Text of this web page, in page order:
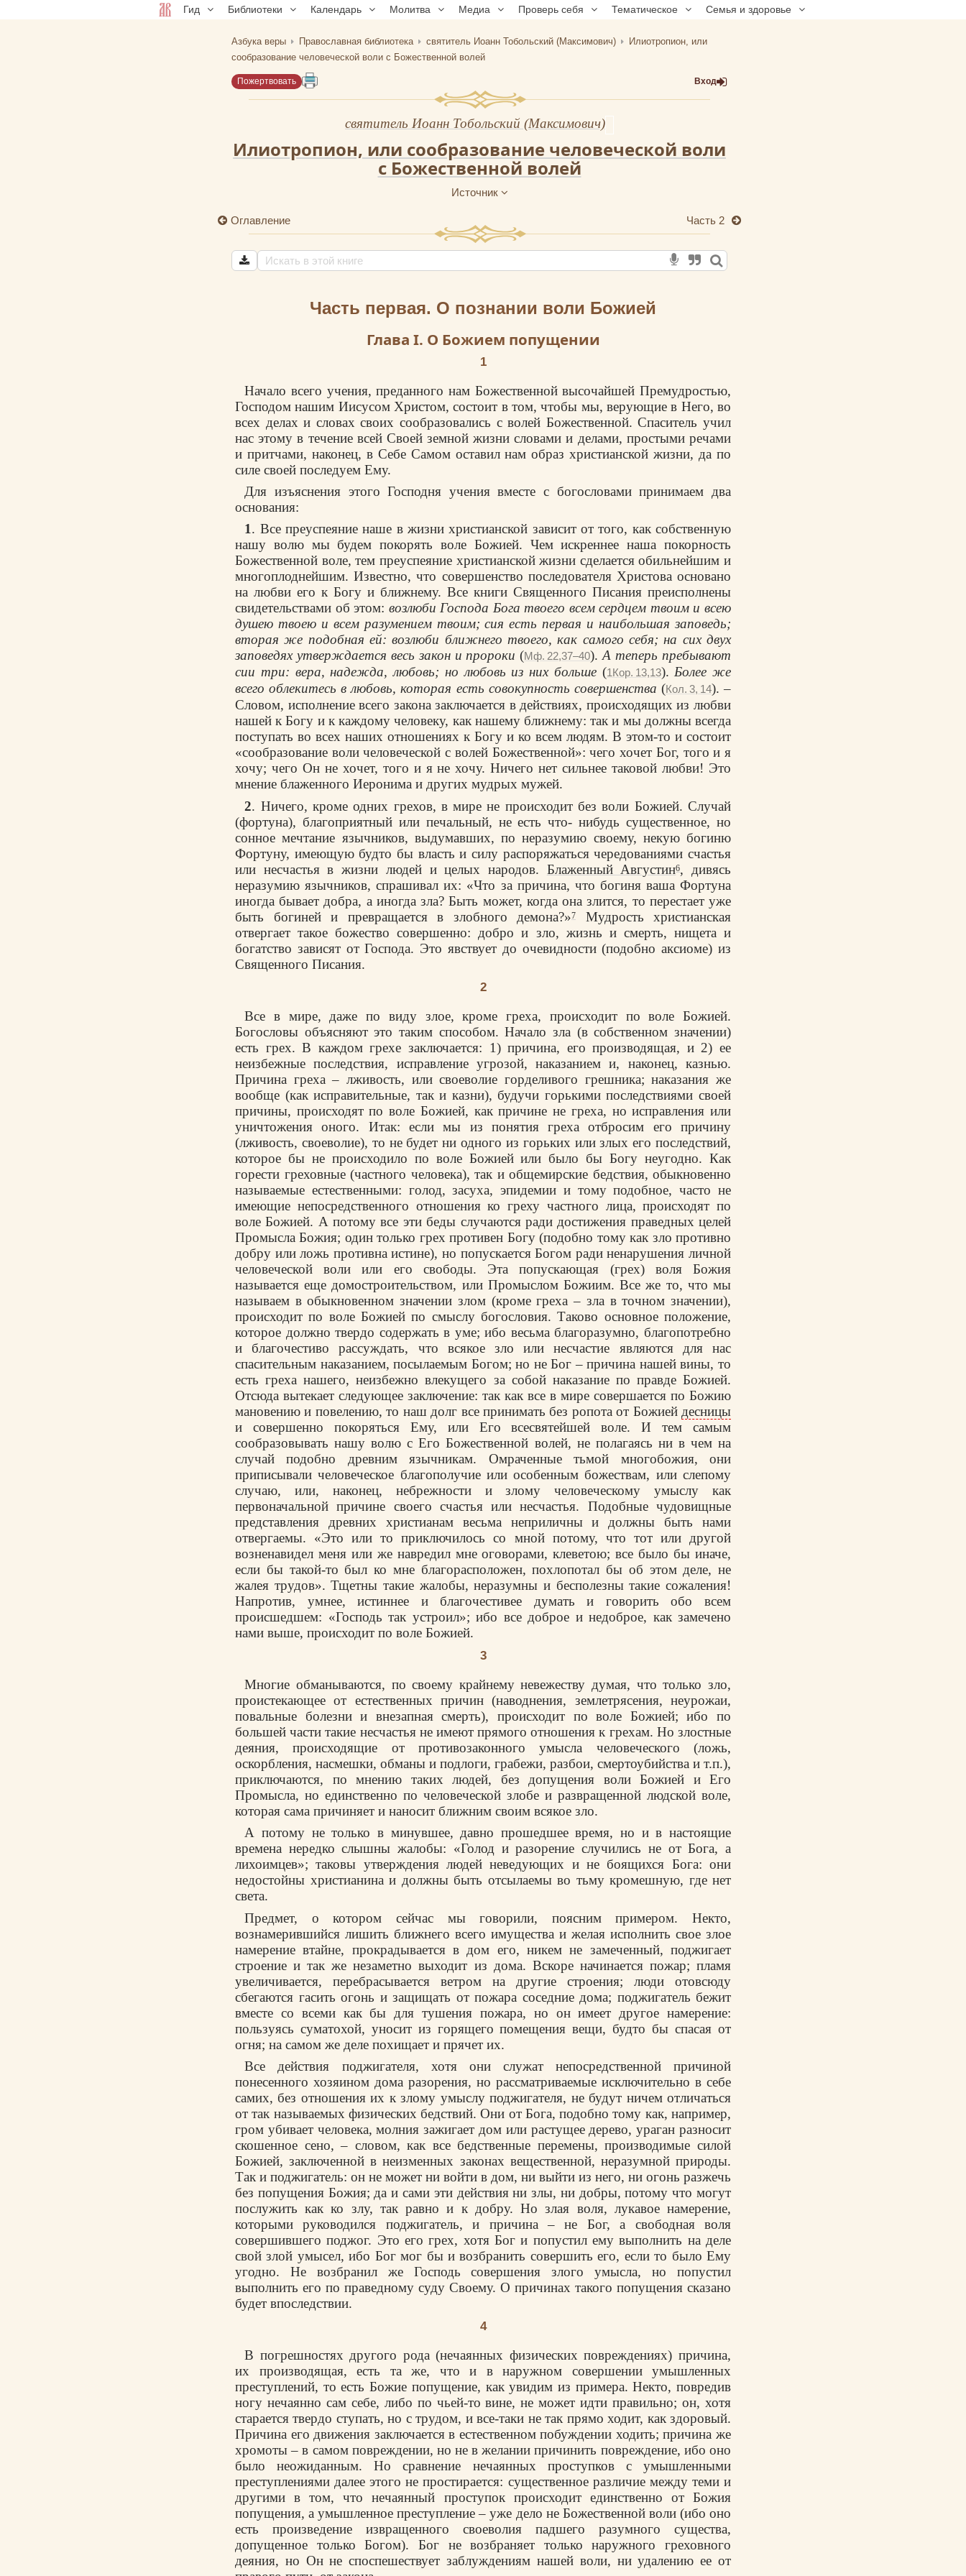
Гид Библиотеки Календарь Молитва Медиа Проверь себя Тематическое Семья и здоровье
Азбука веры Православная библиотека святитель Иоанн Тобольский (Максимович)
Илиотропион, или
сообразование человеческой воли с Божественной волей
Пожертвовать Вход
святитель Иоанн Тобольский (Максимович)
Илиотропион, или сообразование человеческой воли
с Божественной волей
Источник
Оглавление Часть 2
Часть первая. О познании воли Божией
Глава I. О Божием попущении
1
Начало всего учения, преданного нам Божественной высочайшей Премудростью,
Господом нашим Иисусом Христом, состоит в том, чтобы мы, верующие в Него, во
всех делах и словах своих сообразовались с волей Божественной. Спаситель учил
нас этому в течение всей Своей земной жизни словами и делами, простыми речами
и притчами, наконец, в Себе Самом оставил нам образ христианской жизни, да по
силе своей последуем Ему.
Для изъяснения этого Господня учения вместе с богословами принимаем два
основания:
1. Все преуспеяние наше в жизни христианской зависит от того, как собственную
нашу волю мы будем покорять воле Божией. Чем искреннее наша покорность
Божественной воле, тем преуспеяние христианской жизни сделается обильнейшим и
многоплоднейшим. Известно, что совершенство последователя Христова основано
на любви его к Богу и ближнему. Все книги Священного Писания преисполнены
свидетельствами об этом: возлюби Господа Бога твоего всем сердцем твоим и всею
душею твоею и всем разумением твоим; сия есть первая и наибольшая заповедь;
вторая же подобная ей: возлюби ближнего твоего, как самого себя; на сих двух
заповедях утверждается весь закон и пророки (Мф. 22,37–40).А теперь пребывают
сии три: вера, надежда, любовь; но любовь из них больше(1Кор. 13,13).Более же
всего облекитесь в любовь, которая есть совокупность совершенства (Кол. 3, 14). –
Словом, исполнение всего закона заключается в действиях, происходящих из любви
нашей к Богу и к каждому человеку, как нашему ближнему: так и мы должны всегда
поступать во всех наших отношениях к Богу и ко всем людям. В этом-то и состоит
«сообразование воли человеческой с волей Божественной»: чего хочет Бог, того и я
хочу; чего Он не хочет, того и я не хочу. Ничего нет сильнее таковой любви! Это
мнение блаженного Иеронима и других мудрых мужей.
2. Ничего, кроме одних грехов, в мире не происходит без воли Божией. Случай
(фортуна), благоприятный или печальный, не есть что- нибудь существенное, но
сонное мечтание язычников, выдумавших, по неразумию своему, некую богиню
Фортуну, имеющую будто бы власть и силу распоряжаться чередованиями счастья
или несчастья в жизни людей и целых народов. Блаженный Августин6, дивясь
неразумию язычников, спрашивал их: «Что за причина, что богиня ваша Фортуна
иногда бывает добра, а иногда зла? Быть может, когда она злится, то перестает уже
быть богиней и превращается в злобного демона?»7
Мудрость христианская
отвергает такое божество совершенно: добро и зло, жизнь и смерть, нищета и
богатство зависят от Господа. Это явствует до очевидности (подобно аксиоме) из
Священного Писания.
2
Все в мире, даже по виду злое, кроме греха, происходит по воле Божией.
Богословы объясняют это таким способом. Начало зла (в собственном значении)
есть грех. В каждом грехе заключается: 1) причина, его производящая, и 2) ее
неизбежные последствия, исправление угрозой, наказанием и, наконец, казнью.
Причина греха – лживость, или своеволие горделивого грешника; наказания же
вообще (как исправительные, так и казни), будучи горькими последствиями своей
причины, происходят по воле Божией, как причине не греха, но исправления или
уничтожения оного. Итак: если мы из понятия греха отбросим его причину
(лживость, своеволие), то не будет ни одного из горьких или злых его последствий,
которое бы не происходило по воле Божией или было бы Богу неугодно. Как
горести греховные (частного человека), так и общемирские бедствия, обыкновенно
называемые естественными: голод, засуха, эпидемии и тому подобное, часто не
имеющие непосредственного отношения ко греху частного лица, происходят по
воле Божией. А потому все эти беды случаются ради достижения праведных целей
Промысла Божия; один только грех противен Богу (подобно тому как зло противно
добру или ложь противна истине), но попускается Богом ради ненарушения личной
человеческой воли или его свободы. Эта попускающая (грех) воля Божия
называется еще домостроительством, или Промыслом Божиим. Все же то, что мы
называем в обыкновенном значении злом (кроме греха – зла в точном значении),
происходит по воле Божией по смыслу богословия. Таково основное положение,
которое должно твердо содержать в уме; ибо весьма благоразумно, благопотребно
и благочестиво рассуждать, что всякое зло или несчастие являются для нас
спасительным наказанием, посылаемым Богом; но не Бог – причина нашей вины, то
есть греха нашего, неизбежно влекущего за собой наказание по правде Божией.
Отсюда вытекает следующее заключение: так как все в мире совершается по Божию
мановению и повелению, то наш долг все принимать без ропота от Божией десницы
и совершенно покоряться Ему, или Его всесвятейшей воле. И тем самым
сообразовывать нашу волю с Его Божественной волей, не полагаясь ни в чем на
случай подобно древним язычникам. Омраченные тьмой многобожия, они
приписывали человеческое благополучие или особенным божествам, или слепому
случаю, или, наконец, небрежности и злому человеческому умыслу как
первоначальной причине своего счастья или несчастья. Подобные чудовищные
представления древних христианам весьма неприличны и должны быть нами
отвергаемы. «Это или то приключилось со мной потому, что тот или другой
возненавидел меня или же навредил мне оговорами, клеветою; все было бы иначе,
если бы такой-то был ко мне благорасположен, похлопотал бы об этом деле, не
жалея трудов». Тщетны такие жалобы, неразумны и бесполезны такие сожаления!
Напротив, умнее, истиннее и благочестивее думать и говорить обо всем
происшедшем: «Господь так устроил»; ибо все доброе и недоброе, как замечено
нами выше, происходит по воле Божией.
3
Многие обманываются, по своему крайнему невежеству думая, что только зло,
проистекающее от естественных причин (наводнения, землетрясения, неурожаи,
повальные болезни и внезапная смерть), происходит по воле Божией; ибо по
большей части такие несчастья не имеют прямого отношения к грехам. Но злостные
деяния, происходящие от противозаконного умысла человеческого (ложь,
оскорбления, насмешки, обманы и подлоги, грабежи, разбои, смертоубийства и т.п.),
приключаются, по мнению таких людей, без допущения воли Божией и Его
Промысла, но единственно по человеческой злобе и развращенной людской воле,
которая сама причиняет и наносит ближним своим всякое зло.
А потому не только в минувшее, давно прошедшее время, но и в настоящие
времена нередко слышны жалобы: «Голод и разорение случились не от Бога, а
лихоимцев»; таковы утверждения людей неведующих и не боящихся Бога: они
недостойны христианина и должны быть отсылаемы во тьму кромешную, где нет
света.
Предмет, о котором сейчас мы говорили, поясним примером. Некто,
вознамерившийся лишить ближнего всего имущества и желая исполнить свое злое
намерение втайне, прокрадывается в дом его, никем не замеченный, поджигает
строение и так же незаметно выходит из дома. Вскоре начинается пожар; пламя
увеличивается, перебрасывается ветром на другие строения; люди отовсюду
сбегаются гасить огонь и защищать от пожара соседние дома; поджигатель бежит
вместе со всеми как бы для тушения пожара, но он имеет другое намерение:
пользуясь суматохой, уносит из горящего помещения вещи, будто бы спасая от
огня; на самом же деле похищает и прячет их.
Все действия поджигателя, хотя они служат непосредственной причиной
понесенного хозяином дома разорения, но рассматриваемые исключительно в себе
самих, без отношения их к злому умыслу поджигателя, не будут ничем отличаться
от так называемых физических бедствий. Они от Бога, подобно тому как, например,
гром убивает человека, молния зажигает дом или растущее дерево, ураган разносит
скошенное сено, – словом, как все бедственные перемены, производимые силой
Божией, заключенной в неизменных законах вещественной, неразумной природы.
Так и поджигатель: он не может ни войти в дом, ни выйти из него, ни огонь разжечь
без попущения Божия; да и сами эти действия ни злы, ни добры, потому что могут
послужить как ко злу, так равно и к добру. Но злая воля, лукавое намерение,
которыми руководился поджигатель, и причина – не Бог, а свободная воля
совершившего поджог. Это его грех, хотя Бог и попустил ему выполнить на деле
свой злой умысел, ибо Бог мог бы и возбранить совершить его, если то было Ему
угодно. Не возбранил же Господь совершения злого умысла, но попустил
выполнить его по праведному суду Своему. О причинах такого попущения сказано
будет впоследствии.
4
В погрешностях другого рода (нечаянных физических повреждениях) причина,
их производящая, есть та же, что и в наружном совершении умышленных
преступлений, то есть Божие попущение, как увидим из примера. Некто, повредив
ногу нечаянно сам себе, либо по чьей-то вине, не может идти правильно; он, хотя
старается твердо ступать, но с трудом, и все-таки не так прямо ходит, как здоровый.
Причина его движения заключается в естественном побуждении ходить; причина же
хромоты – в самом повреждении, но не в желании причинить повреждение, ибо оно
было неожиданным. Но сравнение нечаянных проступков с умышленными
преступлениями далее этого не простирается: существенное различие между теми и
другими в том, что нечаянный проступок происходит единственно от Божия
попущения, а умышленное преступление – уже дело не Божественной воли (ибо оно
есть произведение извращенного своеволия падшего разумного существа,
допущенное только Богом). Бог не возбраняет только наружного греховного
деяния, но Он не споспешествует заблуждениям нашей воли, ни удалению ее от